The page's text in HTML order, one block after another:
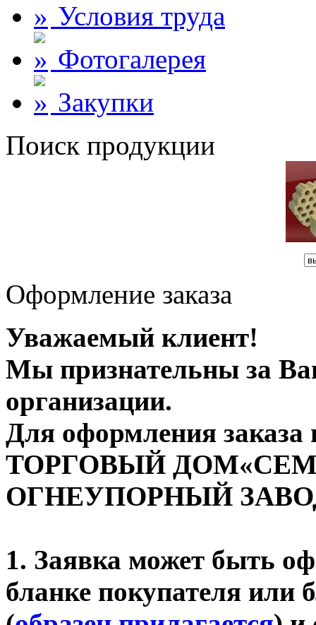
Условия труда
Фотогалерея
Закупки
Поиск продукции
Оформление заказа
Уважаемый клиент!
Мы признательны за
организации.
Для оформления
ТОРГОВЫЙ
ОГНЕУПОРНЫЙ
1. Заявка может быть
бланке покупателя или